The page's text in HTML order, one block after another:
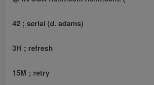
42 ; serial (d. adams)
3H ; refresh
15M ; retry